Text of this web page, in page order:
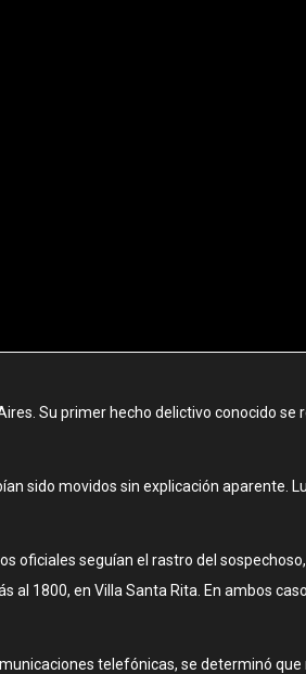
Su primer hecho delictivo conocido se
sido movidos sin explicación aparente.
oficiales seguían el rastro del
1800, en Villa Santa Rita. En ambos
telefónicas, se determinó que